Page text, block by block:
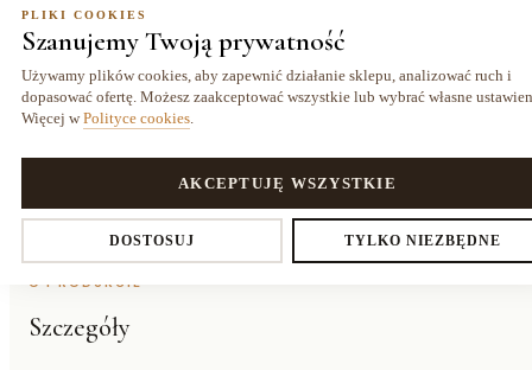
ROZMIAR: 80x80 cm
80x80 cm
141,70 zł
14 dni
O PRODUKCIE
Szczegóły
PLIKI COOKIES
Szanujemy Twoją prywatność
Używamy plików cookies, aby zapewnić działanie sklepu, analizować ruch i
dopasować ofertę. Możesz zaakceptować wszystkie lub wybrać własne
Więcej w Polityce cookies
DOSTOSUJ TYLKO NIEZBĘDNE
AKCEPTUJĘ WSZYSTKIE
Ustawienia prywatności
Decydujesz, które dane zbieramy. Niezbędne pliki cookies są